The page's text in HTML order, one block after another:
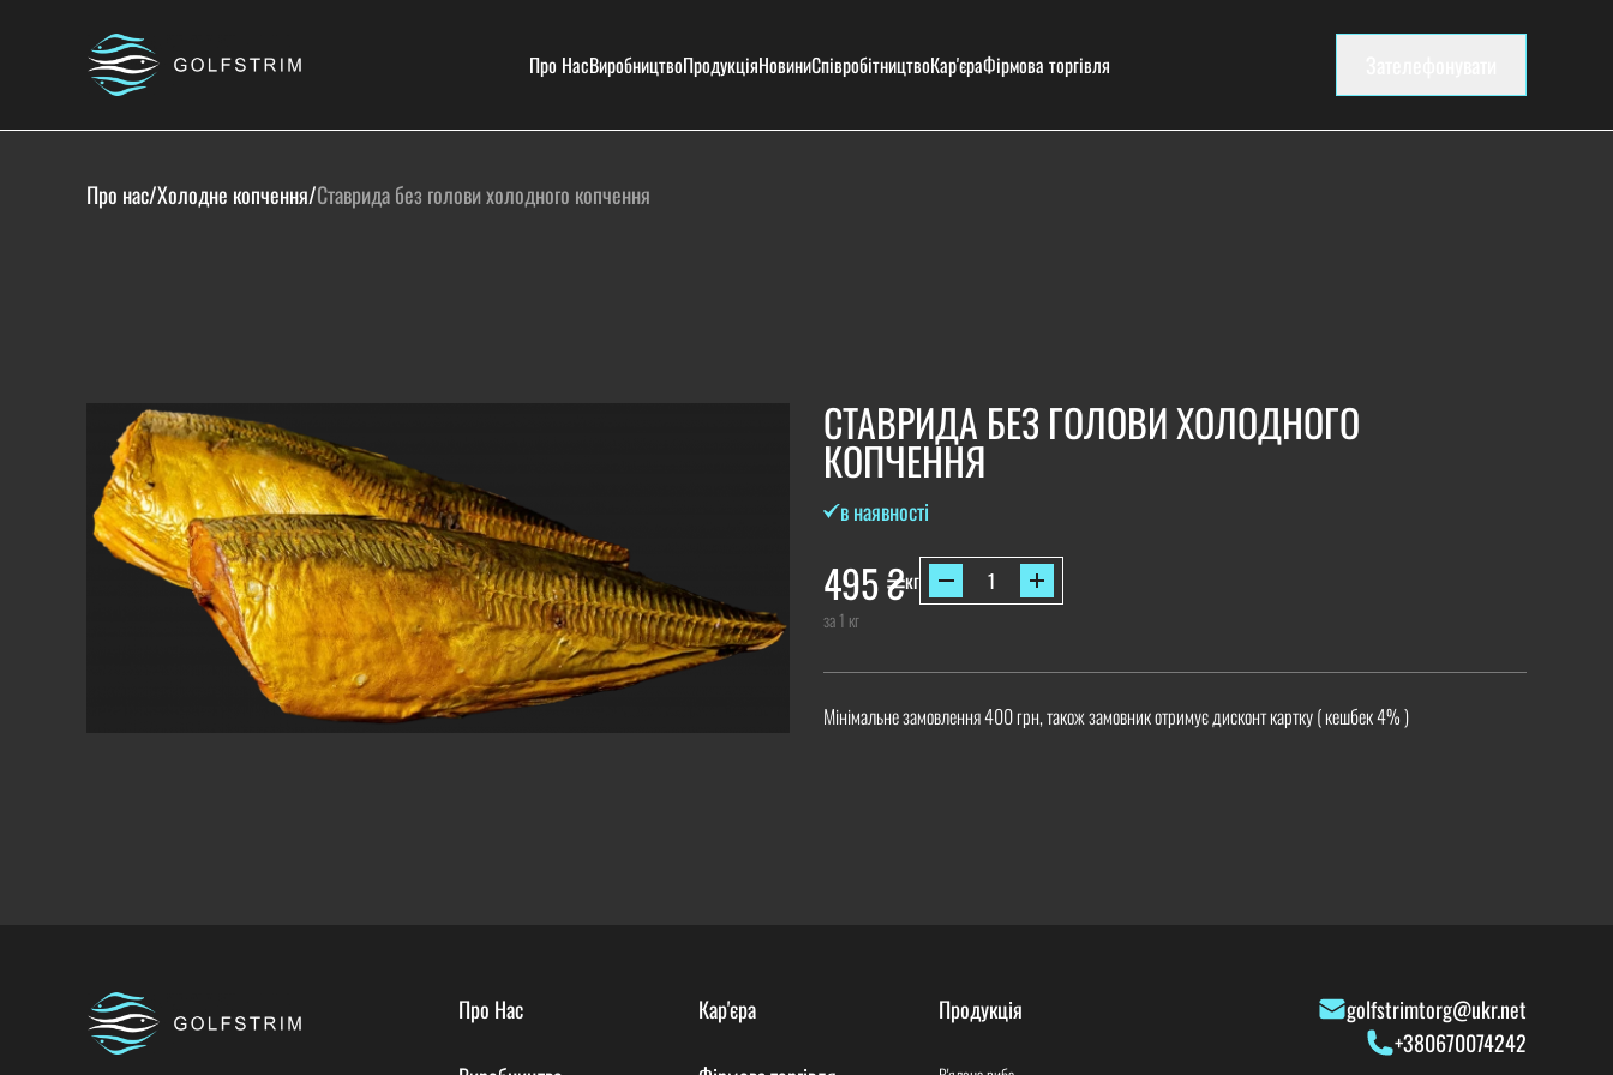
Про НасВиробництвоПродукціяНовиниСпівробітництвоКар'єраФірмова торгівля
Про нас/Холодне копчення/Ставрида без голови холодного копчення
СТАВРИДА БЕЗ ГОЛОВИ ХОЛОДНОГО
КОПЧЕННЯ
в наявності
495₴кг
за 1 кг
Мінімальне замовлення 400 грн, також замовник отримує дисконт картку ( кешбек 4% )
Про Нас Кар'єра Продукція
golfstrimtorg@ukr.net
+380670074242